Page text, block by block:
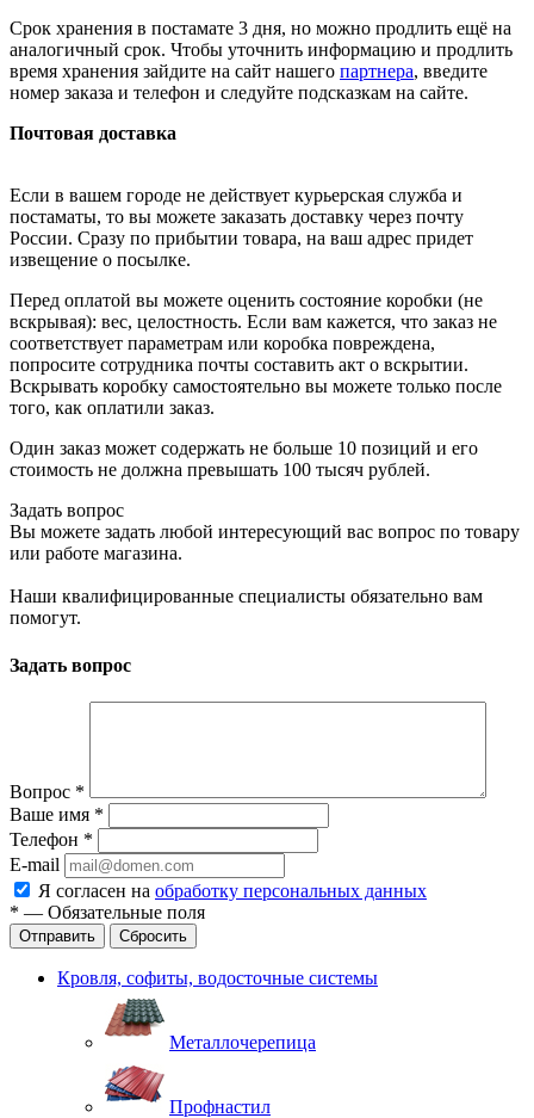
Срок хранения в постамате 3 дня, но можно продлить ещё на
аналогичный срок. Чтобы уточнить информацию и продлить
время хранения зайдите на сайт нашего партнера, введите
номер заказа и телефон и следуйте подсказкам на сайте.
Почтовая доставка
Если в вашем городе не действует курьерская служба и
постаматы, то вы можете заказать доставку через почту
России. Сразу по прибытии товара, на ваш адрес придет
извещение о посылке.
Перед оплатой вы можете оценить состояние коробки (не
вскрывая): вес, целостность. Если вам кажется, что заказ не
соответствует параметрам или коробка повреждена,
попросите сотрудника почты составить акт о вскрытии.
Вскрывать коробку самостоятельно вы можете только после
того, как оплатили заказ.
Один заказ может содержать не больше 10 позиций и его
стоимость не должна превышать 100 тысяч рублей.
Задать вопрос
Вы можете задать любой интересующий вас вопрос по товару
или работе магазина.
Наши квалифицированные специалисты обязательно вам
помогут.
Задать вопрос
Вопрос *
Ваше имя *
Телефон *
E-mail
Я согласен на обработку персональных данных
* — Обязательные поля
Отправить Сбросить
Кровля, софиты, водосточные системы
Металлочерепица
Профнастил